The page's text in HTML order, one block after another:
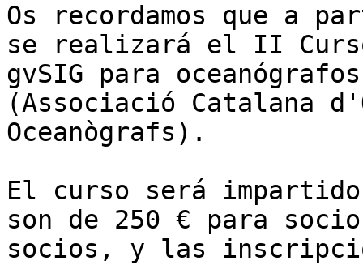
Os recordamos que a
se realizará el II
gvSIG para
(Associació Catalana
Oceanògrafs).
El curso será
son de 250 € para
socios, y las